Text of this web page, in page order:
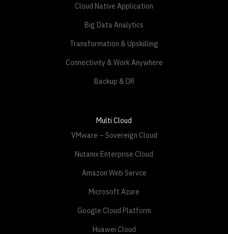
Cloud Native Application
Big Data Analytics
Transformation & Upskilling
Connectivity & Work Anywhere
Backup & DR
Multi Cloud
VMware – Sovereign Cloud
Nutanix Enterprise Cloud
Amazon Web Servce
Microsoft Azure
Google Cloud Platform
Huawei Cloud